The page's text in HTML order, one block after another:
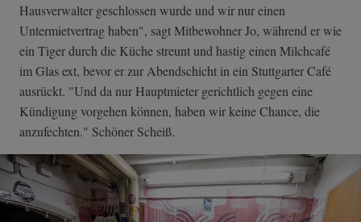
Hausverwalter geschlossen wurde und wir nur einen
Untermietvertrag haben", sagt Mitbewohner Jo, während er wie
ein Tiger durch die Küche streunt und hastig einen Milchcafé
im Glas ext, bevor er zur Abendschicht in ein Stuttgarter Café
ausrückt. "Und da nur Hauptmieter gerichtlich gegen eine
Kündigung vorgehen können, haben wir keine Chance, die
anzufechten." Schöner Scheiß.